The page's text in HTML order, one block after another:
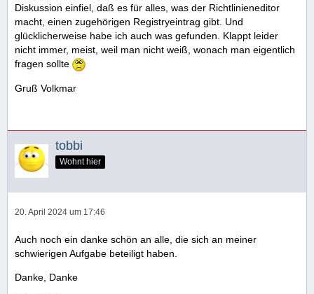
Diskussion einfiel, daß es für alles, was der Richtlinieneditor
macht, einen zugehörigen Registryeintrag gibt. Und
glücklicherweise habe ich auch was gefunden. Klappt leider
nicht immer, meist, weil man nicht weiß, wonach man eigentlich
fragen sollte
Gruß Volkmar
tobbi
Wohnt hier
20. April 2024 um 17:46
Auch noch ein danke schön an alle, die sich an meiner
schwierigen Aufgabe beteiligt haben.
Danke, Danke